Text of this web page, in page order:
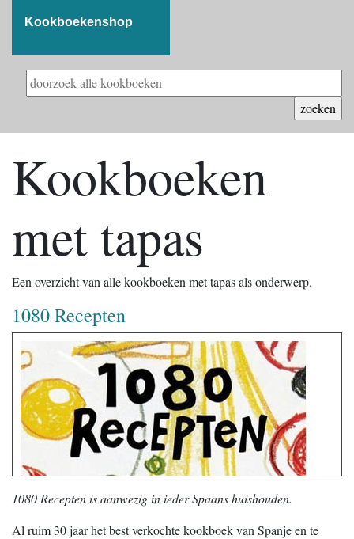
Kookboekenshop
Kookboeken
met tapas
Een overzicht van alle kookboeken met tapas als onderwerp.
1080 Recepten
1080 Recepten is aanwezig in ieder Spaans huishouden.
Al ruim 30 jaar het best verkochte kookboek van Spanje en te